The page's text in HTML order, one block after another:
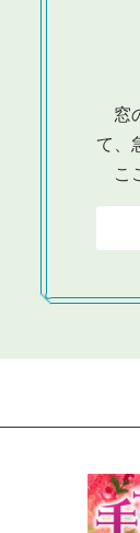
窓
て、
こ